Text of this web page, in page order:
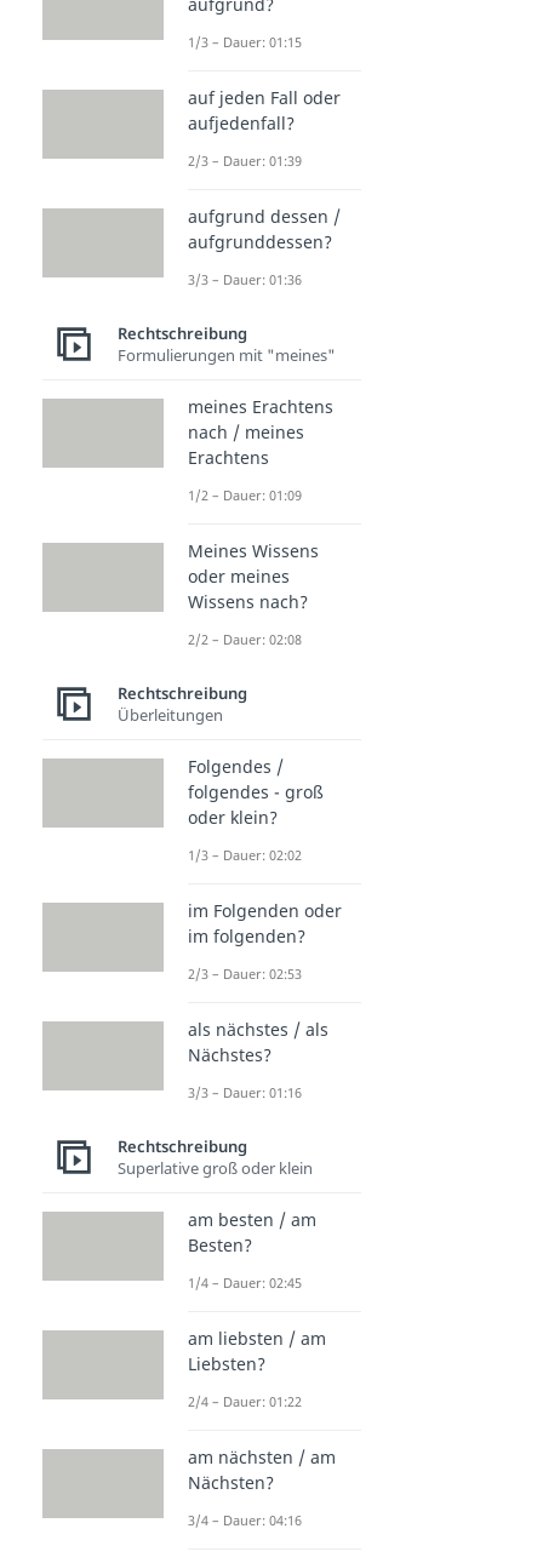
aufgrund?
1/3 – Dauer: 01:15
auf jeden Fall oder
aufjedenfall?
2/3 – Dauer: 01:39
aufgrund dessen /
aufgrunddessen?
3/3 – Dauer: 01:36
Rechtschreibung
Formulierungen mit "meines"
meines Erachtens
nach / meines
Erachtens
1/2 – Dauer: 01:09
Meines Wissens
oder meines
Wissens nach?
2/2 – Dauer: 02:08
Rechtschreibung
Überleitungen
Folgendes /
folgendes - groß
oder klein?
1/3 – Dauer: 02:02
im Folgenden oder
im folgenden?
2/3 – Dauer: 02:53
als nächstes / als
Nächstes?
3/3 – Dauer: 01:16
Rechtschreibung
Superlative groß oder klein
am besten / am
Besten?
1/4 – Dauer: 02:45
am liebsten / am
Liebsten?
2/4 – Dauer: 01:22
am nächsten / am
Nächsten?
3/4 – Dauer: 04:16